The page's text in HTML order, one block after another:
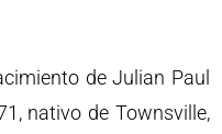
de Julian Paul
nativo de Townsville,